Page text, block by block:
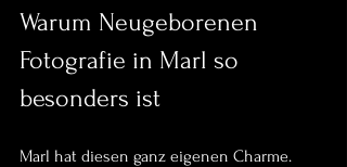
Warum Neugeborenen
Fotografie in Marl so
besonders ist
Marl hat diesen ganz eigenen Charme.